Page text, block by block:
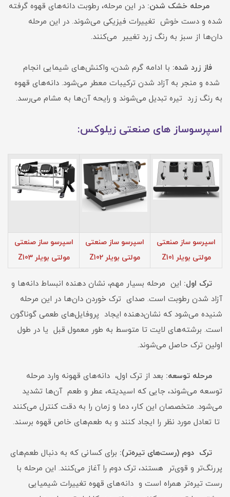
مرحله خشک شدن: در این مرحله، رطوبت دانه‌های قهوه گرفته
شده و دست خوش تغییرات فیزیکی می‌شوند. در این مرحله
دا‌ن‌ها از سبز به رنگ زرد تغییر می‌کنند.
فاز زرد شده: با ادامه گرم شدن، واکنش‌های شیمایی انجام
شده و منجر به آزاد شدن ترکیبات معطر می‌شود. دانه‌های قهوه
به رنگ زرد تیره تبدیل می‌شوند و رایحه آن‌ها به مشام می‌رسد.
اسپرسوساز های صنعتی زیلوکس:
اسپرسو ساز صنعتی
مولتی بویلر Z101
اسپرسو ساز صنعتی
مولتی بویلر Z102
اسپرسو ساز صنعتی
مولتی بویلر Z103
ترک اول: این مرحله بسیار مهم، نشان دهنده انبساط دانه‌ها و
آزاد شدن رطوبت است. صدای ترک خوردن دان‌ها در این مرحله
شنیده می‌شود که نشان‌دهنده ایجاد پروفایل‌های طعمی گوناگون
است. برشته‌های لایت تا متوسط به طور معمول قبل یا در طول
اولین ترک حاصل می‌شوند.
مرحله توسعه: بعد از ترک اول، دانه‌های قهونه وارد مرحله
توسعه می‌شوند، جایی که اسیدیته، عطر و طعم آن‌ها تشدید
می‌شود. متخصصان این کار، دما و زمان را به دقت کنترل می‌کنند
تا تعادل مورد نظر را ایجاد کنند و به طعم‌های خاص قهوه برسند.
ترک دوم (رست‌های تیره‌تر): برای کسانی که به دنبال طعم‌های
پررنگ‌تر و قوی‌تر هستند، ترک دوم را آغاز می‌کنند. این مرحله با
رست تیره‌تر همراه است و دانه‌های قهوه تغییرات شیمیایی